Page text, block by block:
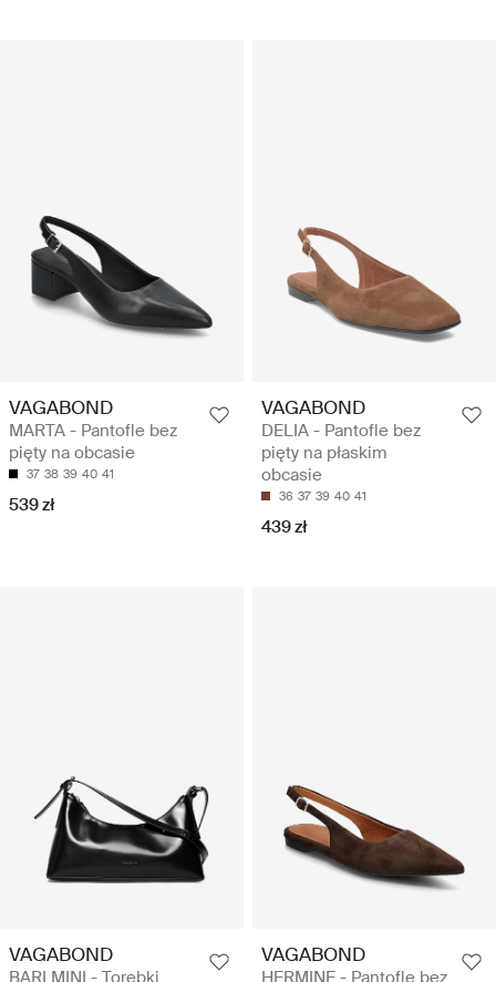
VAGABOND
MARTA - Pantofle bez
pięty na obcasie
37 38 39 40 41
539 zł
VAGABOND
DELIA - Pantofle bez
pięty na płaskim
obcasie
36 37 39 40 41
439 zł
VAGABOND VAGABOND